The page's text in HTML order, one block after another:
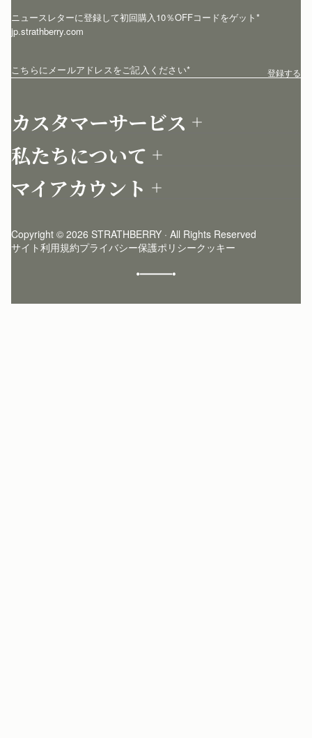
カスタマーサービス
配送について
よくあるご質問
私たちについて
ストラスベリーについて
ストラスベリー 愛用 者のスタイリング
マイアカウント
ストラスベリーインサイダー
ニュースレターに登録して初回購入10％OFFコードをゲット*
jp.strathberry.com
こちらにメールアドレスをご記入ください* 登録する
Copyright © 2026 STRATHBERRY · All Rights Reserved
サイト利用規約プライバシー保護ポリシークッキー